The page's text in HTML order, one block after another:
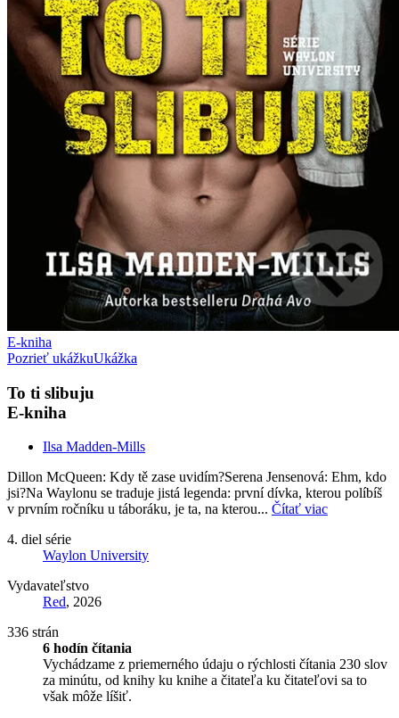
E-kniha
Pozrieť ukážkuUkážka
To ti slibuju
E-kniha
Ilsa Madden-Mills
Dillon McQueen: Kdy tě zase uvidím?Serena Jensenová: Ehm, kdo
jsi?Na Waylonu se traduje jistá legenda: první dívka, kterou políbíš
v prvním ročníku u táboráku, je ta, na kterou... Čítať viac
4. diel série
Waylon University
Vydavateľstvo
Red, 2026
336 strán
6 hodín čítania
Vychádzame z priemerného údaju o rýchlosti čítania 230 slov
za minútu, od knihy ku knihe a čitateľa ku čitateľovi sa to
však môže líšiť.